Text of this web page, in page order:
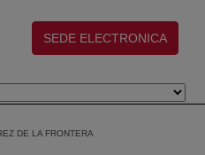
(abre en nueva ventana)
SEDE ELECTRONICA
DE LA FRONTERA